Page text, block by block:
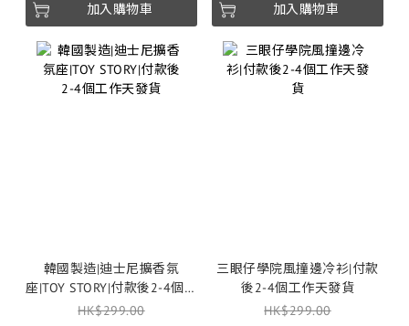
加入購物車
加入購物車
韓國製造|迪士尼擴香氛
座|TOY STORY|付款後2-4個工
作天發貨
HK$299.00
三眼仔學院風撞邊冷衫|付款
後2-4個工作天發貨
HK$299.00